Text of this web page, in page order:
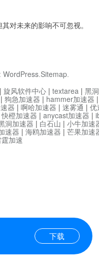
未来的影响不可忽视。
WordPress.Sitemap.
下载
| 旋风软件中心 | textarea | 黑
| 狗急加速器 | hammer加速器
器 | 啊哈加速器 | 迷雾通 | 优
快橙加速器 | anycast加速器 |
洞加速器 | 白石山 | 小牛加速
速器 | 海鸥加速器 | 芒果加速
加速